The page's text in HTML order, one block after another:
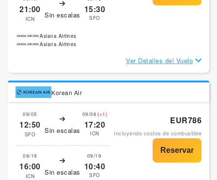
21:00
ICN Sin escalas 15:30
SFO
Asiana Airlines
Asiana Airlines
Ver Detalles del Vuelo
Korean Air
09/05
12:50
SFO Sin escalas
09/06 (+1)
17:20
ICN
09/19
16:00
ICN Sin escalas
09/19
10:40
SFO
EUR786
Incluyendo costos de combustible